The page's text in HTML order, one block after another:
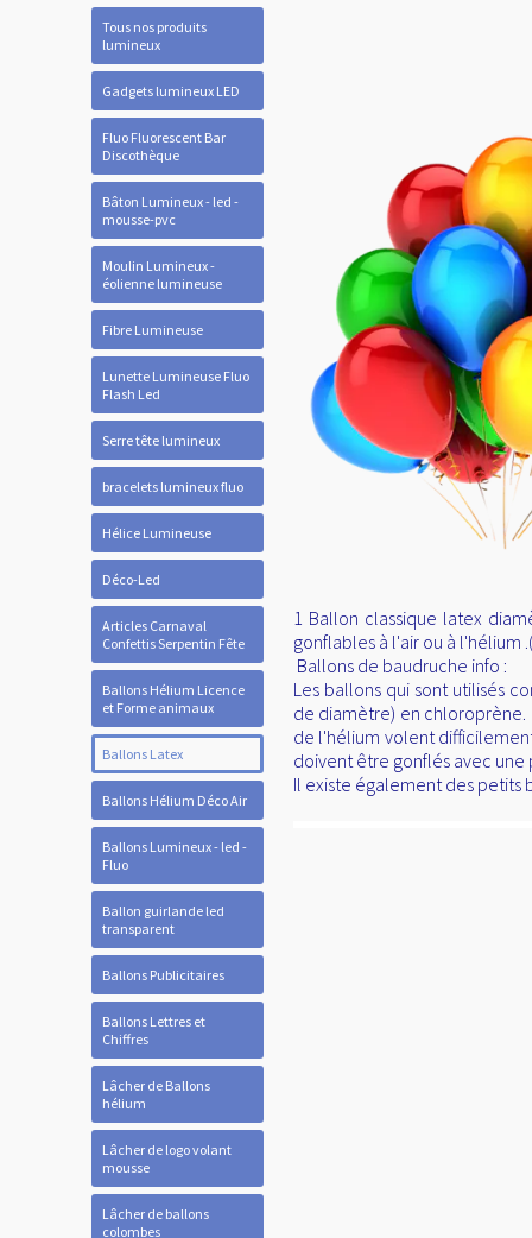
Tous nos produits
lumineux
Gadgets lumineux LED
Fluo Fluorescent Bar
Discothèque
Bâton Lumineux - led -
mousse-pvc
Moulin Lumineux -
éolienne lumineuse
Fibre Lumineuse
Lunette Lumineuse Fluo
Flash Led
Serre tête lumineux
bracelets lumineux fluo
Hélice Lumineuse
Déco-Led
Articles Carnaval
Confettis Serpentin Fête
Ballons Hélium Licence
et Forme animaux
Ballons Latex
Ballons Hélium Déco Air
Ballons Lumineux - led -
Fluo
Ballon guirlande led
transparent
Ballons Publicitaires
Ballons Lettres et
Chiffres
Lâcher de Ballons
hélium
Lâcher de logo volant
mousse
Lâcher de ballons
colombes
1 Ballon classique latex
gonflables à l'air ou à l'hélium
Ballons de baudruche info :
Les ballons qui sont utilisés
de diamètre) en chloroprène.
de l'hélium volent
doivent être gonflés avec
Il existe également des petits